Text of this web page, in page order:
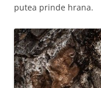
putea prinde hrana.